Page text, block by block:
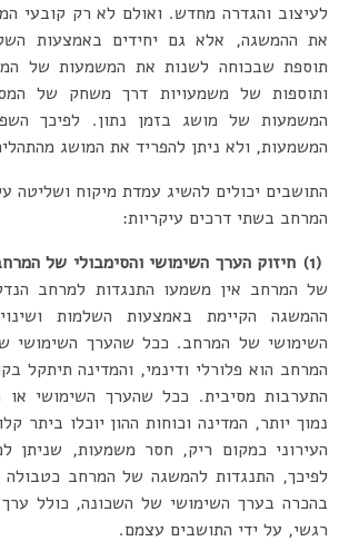
לעיצוב והגדרה מחדש. ואולם לא רק קובעי
תוספת שבכוחה לשנות את המשמעות של
ותוספות של משמעויות דרך משחק של
המשמעות של מושג בזמן נתון. לפיכך
המשמעות, ולא ניתן להפריד את המושג
התושבים יכולים להשיג עמדת מיקוח ושליטה
המרחב בשתי דרכים עיקריות:
(1) חיזוק הערך השימושי והסימבולי של המרחב
של המרחב אין משמעו התנגדות למרחב
ההמשגה הקיימת באמצעות השלמות
השימושי של המרחב. ככל שהערך השימושי
המרחב הוא פלורלי ודינמי, והמדינה תיתקל
התערבות מסיבית. ככל שהערך השימושי או
נמוך יותר, המדינה וכוחות ההון יוכלו ביתר
העירוני כמקום ריק, חסר משמעות, שניתן
לפיכך, התנגדות להמשגה של המרחב
בהכרה בערך השימושי של השכונה, כולל ערך
רגשי, על ידי התושבים עצמם.